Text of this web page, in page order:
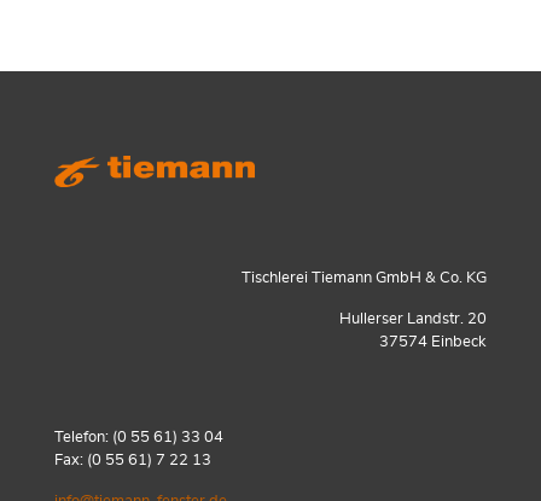
Tischlerei Tiemann GmbH & Co. KG
Hullerser Landstr. 20
37574 Einbeck
Telefon: (0 55 61) 33 04
Fax: (0 55 61) 7 22 13